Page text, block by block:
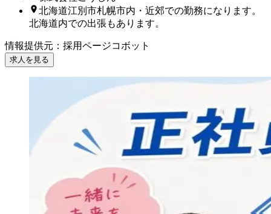
北海道江別市札幌市内・近郊での勤務になります。
北海道内での出張もあります。
情報提供元 ： 採用ページコボット
求人を見る